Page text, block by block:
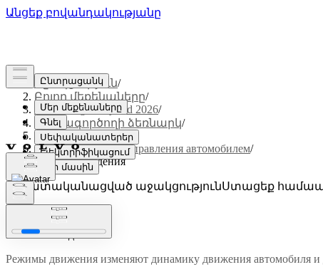
Աջակցություն/
Բոլոր մեքենաները/
XC60 Plug-in Hybrid 2026/
Օգտագործողի ձեռնարկ/
Вождение/
Характеристики управления автомобилем/
Режимы вождения
Անհատականացված աջակցությունՍտացեք
Մուտք գործել
Режимы вождения
Режимы движения изменяют динамику движения автомобиля и